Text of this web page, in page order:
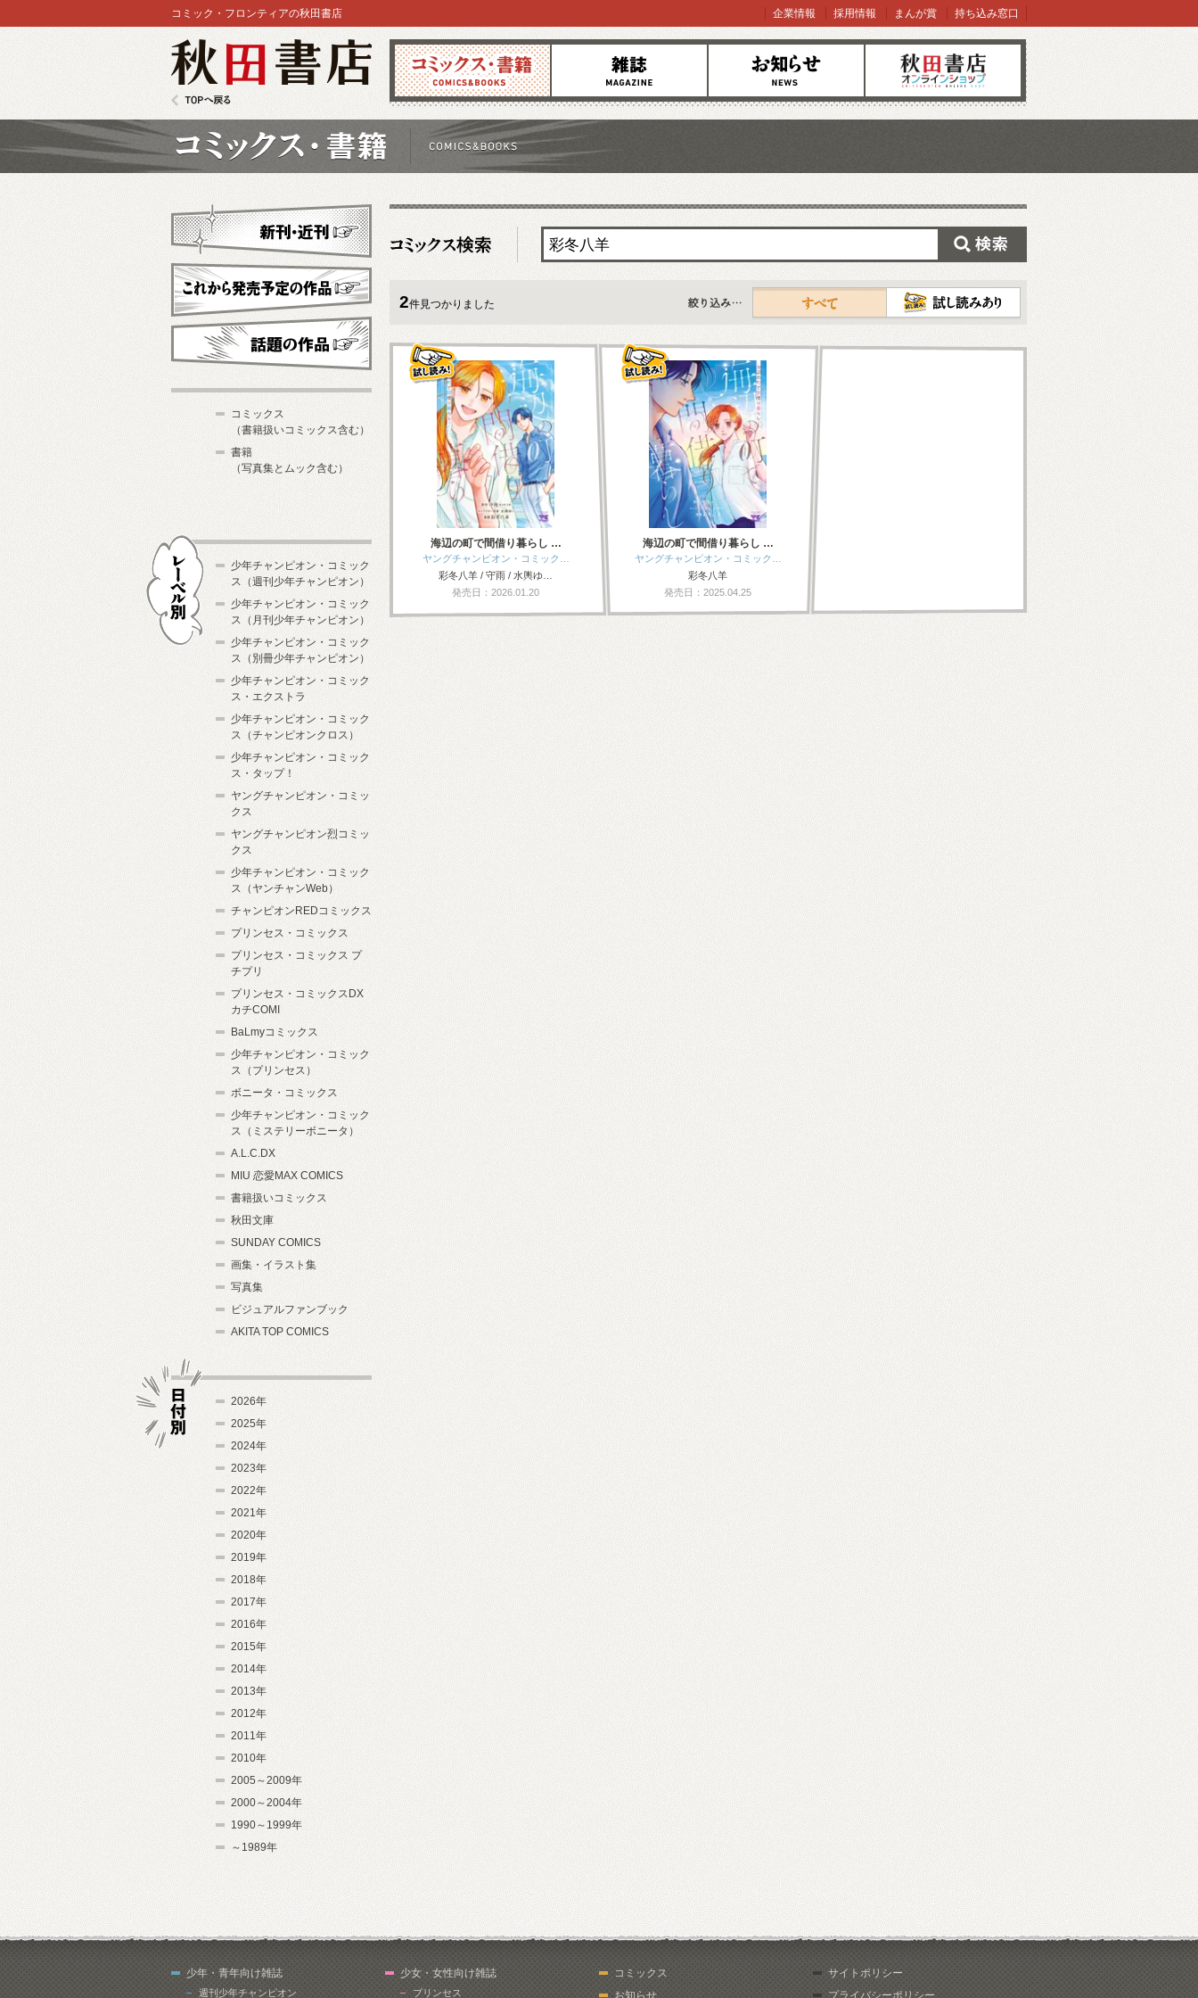
コミックス 雑誌 お知らせ オンラインショップ
コミック・フロンティアの秋田書店 企業情報 採用情報 まんが賞 持ち込み窓口
2件見つかりました
すべて
海辺の町で間借り暮らし …
ヤングチャンピオン・コミック…
彩冬八羊 / 守雨 / 水輿ゆ…
発売日：2026.01.20
海辺の町で間借り暮らし …
ヤングチャンピオン・コミック…
彩冬八羊
発売日：2025.04.25
新刊・近刊
これから発売予定
コミックス
（書籍扱いコミックス含む）
書籍
（写真集とムック含む）
少年チャンピオン・コミック
ス（週刊少年チャンピオン）
少年チャンピオン・コミック
ス（月刊少年チャンピオン）
少年チャンピオン・コミック
ス（別冊少年チャンピオン）
少年チャンピオン・コミック
ス・エクストラ
少年チャンピオン・コミック
ス（チャンピオンクロス）
少年チャンピオン・コミック
ス・タップ！
ヤングチャンピオン・コミッ
クス
ヤングチャンピオン烈コミッ
クス
少年チャンピオン・コミック
ス（ヤンチャンWeb）
チャンピオンREDコミックス
プリンセス・コミックス
プリンセス・コミックス プ
チプリ
プリンセス・コミックスDX
カチCOMI
BaLmyコミックス
少年チャンピオン・コミック
ス（プリンセス）
ボニータ・コミックス
少年チャンピオン・コミック
ス（ミステリーボニータ）
A.L.C.DX
MIU 恋愛MAX COMICS
書籍扱いコミックス
秋田文庫
SUNDAY COMICS
画集・イラスト集
写真集
ビジュアルファンブック
AKITA TOP COMICS
2026年
2025年
2024年
2023年
2022年
2021年
2020年
2019年
2018年
2017年
2016年
2015年
2014年
2013年
2012年
2011年
2010年
2005～2009年
2000～2004年
1990～1999年
～1989年
少年・青年向け雑誌
週刊少年チャンピオン
少女・女性向け雑誌
プリンセス
コミックス
お知らせ
サイトポリシー
プライバシーポリシー